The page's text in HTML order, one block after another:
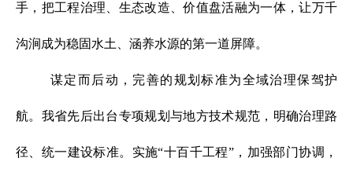
手，把工程治理、生态改造、价值盘活融为一体，让万千
沟涧成为稳固水土、涵养水源的第一道屏障。
谋定而后动，完善的规划标准为全域治理保驾护
航。我省先后出台专项规划与地方技术规范，明确治理路
径、统一建设标准。实施“十百千工程”，加强部门协调，